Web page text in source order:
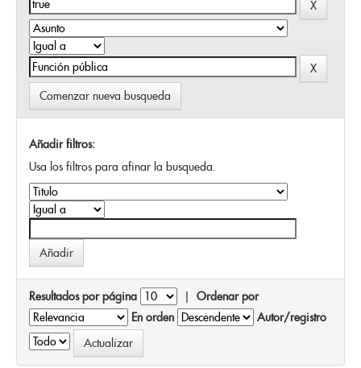
Comenzar nueva busqueda
Añadir filtros:
Usa los filtros para afinar la busqueda.
Resultados por página | Ordenar por
En orden
Autor/registro